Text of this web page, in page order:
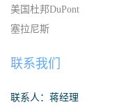
美国杜邦DuPont
塞拉尼斯
联系我们
联系人：蒋经理